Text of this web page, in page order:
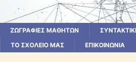
ΖΩΓΡΑΦΙΕΣ ΜΑΘΗΤΩΝ
ΤΟ ΣΧΟΛΕΙΟ ΜΑΣ
ΕΠΙΚΟΙΝΩΝΙΑ